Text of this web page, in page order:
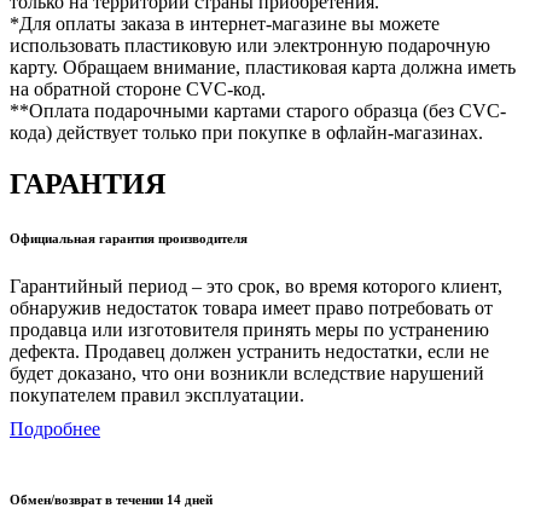
*Для оплаты заказа в интернет-магазине вы можете
использовать пластиковую или электронную подарочную
карту. Обращаем внимание, пластиковая карта должна иметь
на обратной стороне CVC-код.
**Оплата подарочными картами старого образца (без CVC-
кода) действует только при покупке в офлайн-магазинах.
ГАРАНТИЯ
Официальная гарантия производителя
Гарантийный период – это срок, во время которого клиент,
обнаружив недостаток товара имеет право потребовать от
продавца или изготовителя принять меры по устранению
дефекта. Продавец должен устранить недостатки, если не
будет доказано, что они возникли вследствие нарушений
покупателем правил эксплуатации.
Подробнее
Обмен/возврат в течении 14 дней